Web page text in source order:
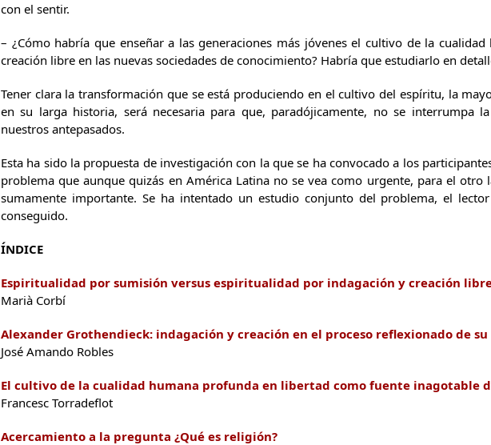
con el sentir.
– ¿Cómo habría que enseñar a las generaciones más jóvenes el cultivo de la
creación libre en las nuevas sociedades de conocimiento? Habría que estudiarlo en
Tener clara la transformación que se está produciendo en el cultivo del espíritu, la
en su larga historia, será necesaria para que, paradójicamente, no se interrumpa
nuestros antepasados.
Esta ha sido la propuesta de investigación con la que se ha convocado a los
problema que aunque quizás en América Latina no se vea como urgente, para el
sumamente importante. Se ha intentado un estudio conjunto del problema, el
conseguido.
ÍNDICE
Espiritualidad por sumisión versus espiritualidad por indagación y creación
Marià Corbí
Alexander Grothendieck: indagación y creación en el proceso reflexionado de
José Amando Robles
El cultivo de la cualidad humana profunda en libertad como fuente inagotable
Francesc Torradeflot
Acercamiento a la pregunta ¿Qué es religión?